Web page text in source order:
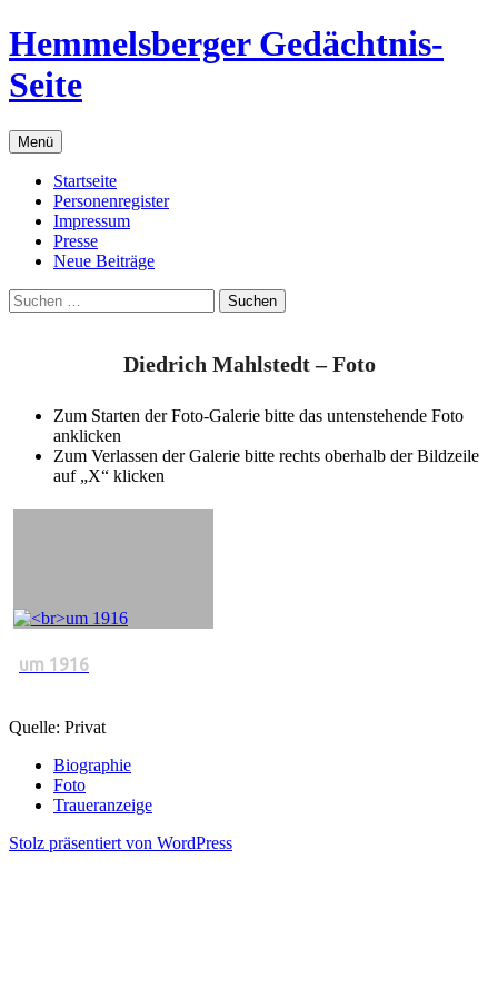
Zum
Inhalt
springen
Hemmelsberger Gedächtnis-
Seite
Menü
Startseite
Personenregister
Impressum
Presse
Neue Beiträge
Suchen
nach:
Diedrich Mahlstedt – Foto
Zum Starten der Foto-Galerie bitte das untenstehende Foto
anklicken
Zum Verlassen der Galerie bitte rechts oberhalb der Bildzeile
auf „X“ klicken
um 1916
Quelle: Privat
Biographie
Foto
Traueranzeige
Stolz präsentiert von WordPress